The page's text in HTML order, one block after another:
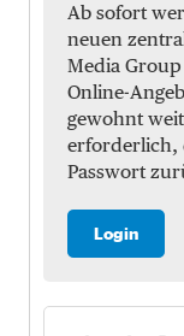
Ab sofort
neuen
Media
Online-
gewohnt
erforderlich,
Passwort
Login